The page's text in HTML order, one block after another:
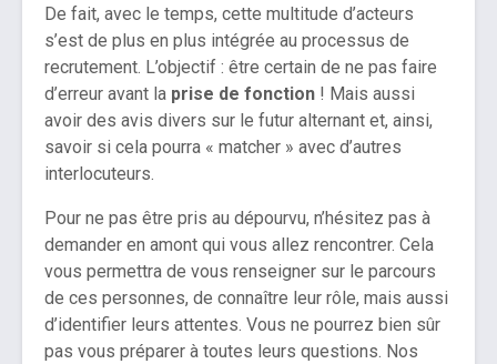
De fait, avec le temps, cette multitude d’acteurs
s’est de plus en plus intégrée au processus de
recrutement. L’objectif : être certain de ne pas faire
d’erreur avant la prise de fonction ! Mais aussi
avoir des avis divers sur le futur alternant et, ainsi,
savoir si cela pourra « matcher » avec d’autres
interlocuteurs.
Pour ne pas être pris au dépourvu, n’hésitez pas à
demander en amont qui vous allez rencontrer. Cela
vous permettra de vous renseigner sur le parcours
de ces personnes, de connaître leur rôle, mais aussi
d’identifier leurs attentes. Vous ne pourrez bien sûr
pas vous préparer à toutes leurs questions. Nos